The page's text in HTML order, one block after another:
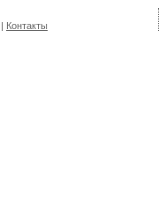
| Контакты